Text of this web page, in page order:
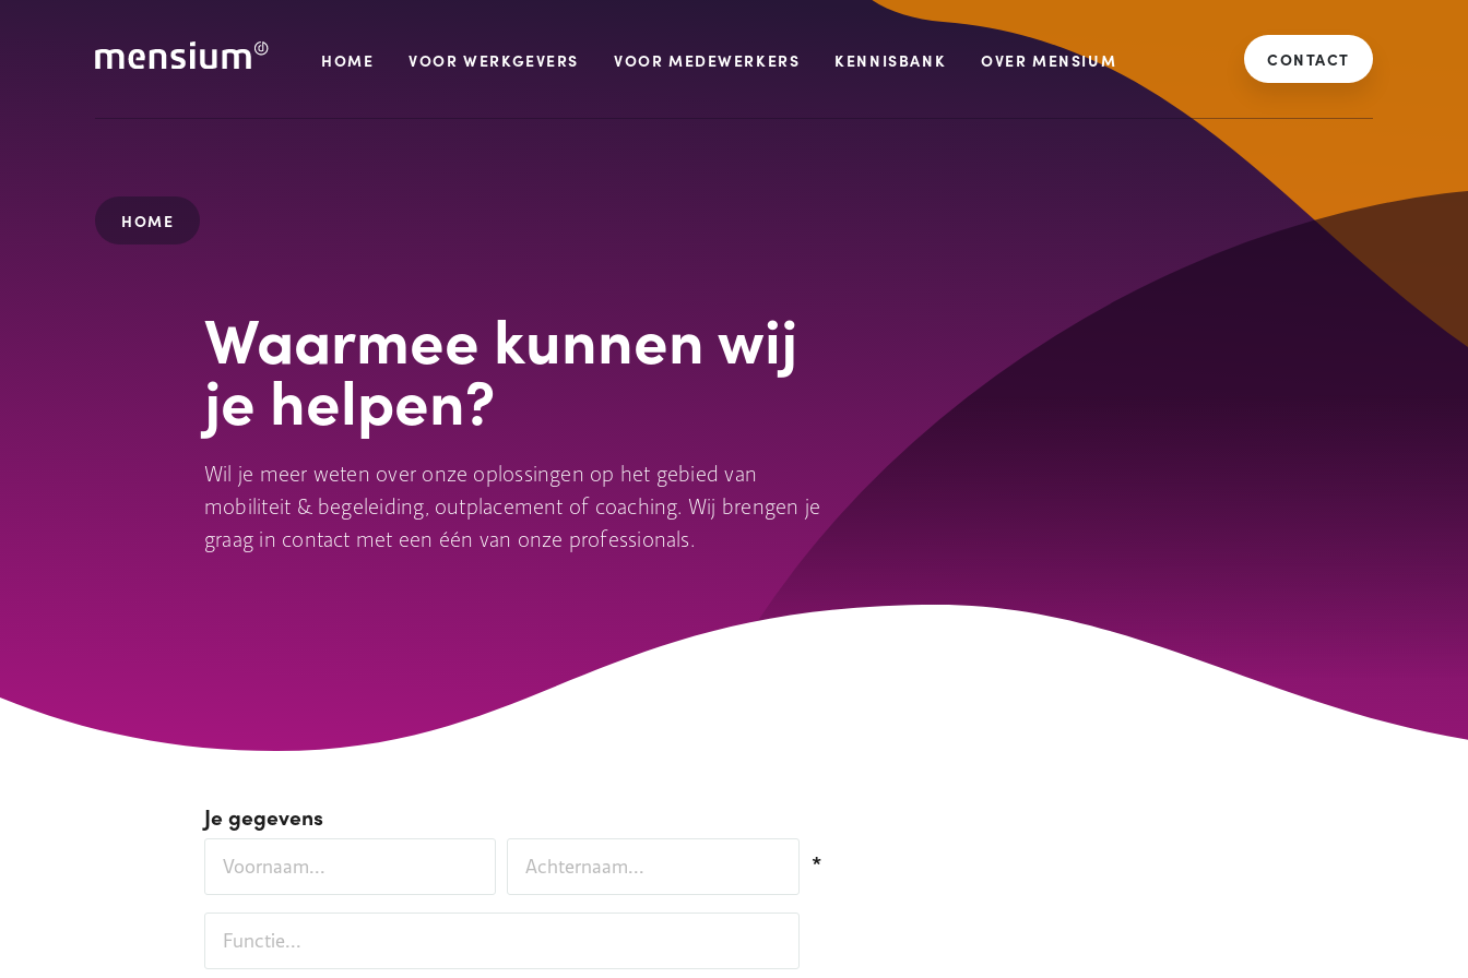
HOME VOOR WERKGEVERS VOOR MEDEWERKERS KENNISBANK OVER MENSIUM CONTACT
HOME
Waarmee kunnen wij
je helpen?
Wil je meer weten over onze oplossingen op het gebied van
mobiliteit & begeleiding, outplacement of coaching. Wij brengen je
graag in contact met een één van onze professionals.
Je gegevens
Voornaam Achternaam
Functie